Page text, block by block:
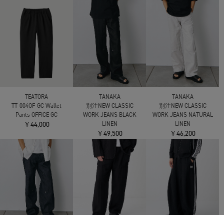
TEATORA
TT-004OF-GC Wallet
Pants OFFICE GC
￥44,000
TANAKA
別注NEW CLASSIC
WORK JEANS BLACK
LINEN
￥49,500
TANAKA
別注NEW CLASSIC
WORK JEANS NATURAL
LINEN
￥46,200